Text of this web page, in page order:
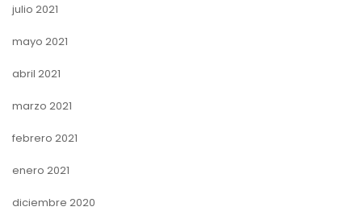
julio 2021
mayo 2021
abril 2021
marzo 2021
febrero 2021
enero 2021
diciembre 2020